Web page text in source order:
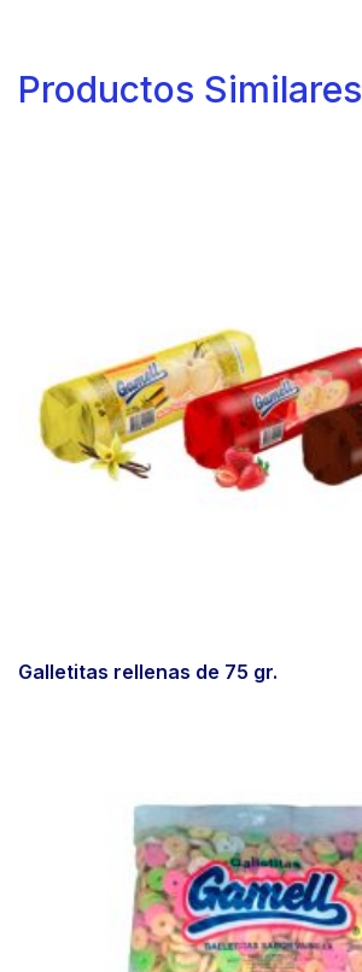
Productos Similares
Galletitas rellenas de 75 gr.